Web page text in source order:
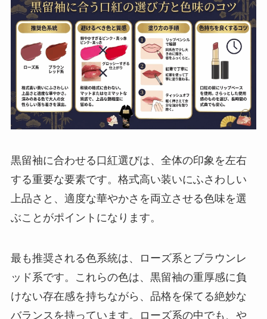
黒留袖に合わせる口紅選びは、全体の印象を左右
する重要な要素です。格式高い装いにふさわしい
上品さと、適度な華やかさを両立させる色味を選
ぶことがポイントになります。
最も推奨される色系統は、ローズ系とブラウンレ
ッド系です。これらの色は、黒留袖の重厚感に負
けない存在感を持ちながら、品格を保てる絶妙な
バランスを持っています。ローズ系の中でも、や